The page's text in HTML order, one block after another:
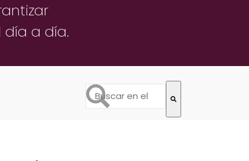
día a día.
Esto es un campo de búsqueda